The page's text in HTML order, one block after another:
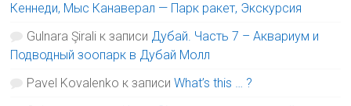
Кеннеди, Мыс Канаверал — Парк ракет, Экскурсия
Gulnara Şirali к записи Дубай. Часть 7 – Аквариум и
Подводный зоопарк в Дубай Молл
Pavel Kovalenko к записиWhat’s this … ?